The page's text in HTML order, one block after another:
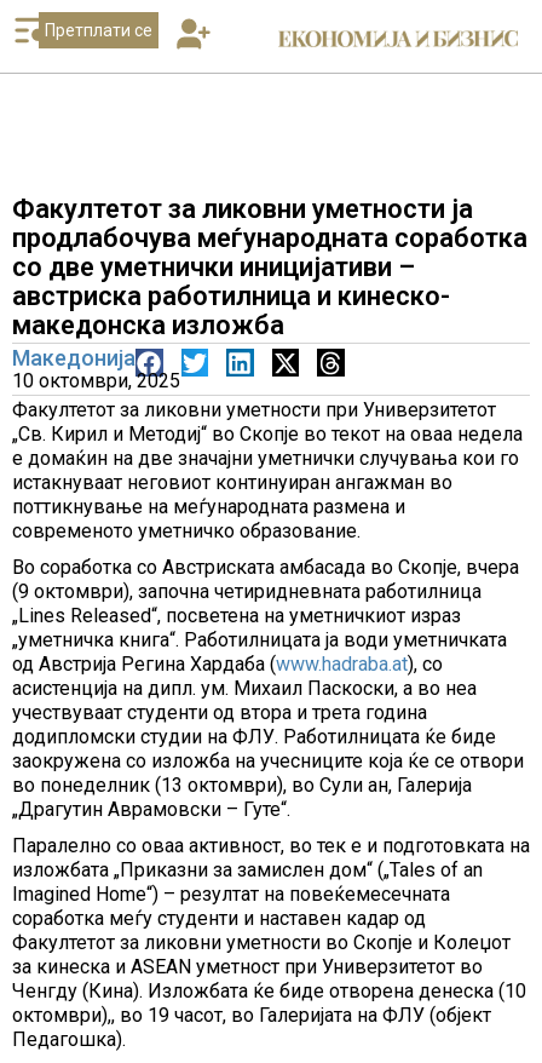
Претплати се
Факултетот за ликовни уметности ја
продлабочува меѓународната соработка
со две уметнички иницијативи –
австриска работилница и кинеско-
македонска изложба
Македонија
10 октомври, 2025
Факултетот за ликовни уметности при Универзитетот
„Св. Кирил и Методиј“ во Скопје во текот на оваа недела
е домаќин на две значајни уметнички случувања кои го
истакнуваат неговиот континуиран ангажман во
поттикнување на меѓународната размена и
современото уметничко образование.
Во соработка со Австриската амбасада во Скопје, вчера
(9 октомври), започна четиридневната работилница
„Lines Released“, посветена на уметничкиот израз
„уметничка книга“. Работилницата ја води уметничката
од Австрија Регина Хардаба (www.hadraba.at), со
асистенција на дипл. ум. Михаил Паскоски, а во неа
учествуваат студенти од втора и трета година
додипломски студии на ФЛУ. Работилницата ќе биде
заокружена со изложба на учесниците која ќе се отвори
во понеделник (13 октомври), во Сули ан, Галерија
„Драгутин Аврамовски – Гуте“.
Паралелно со оваа активност, во тек е и подготовката на
изложбата „Приказни за замислен дом“ („Tales of an
Imagined Home“) – резултат на повеќемесечната
соработка меѓу студенти и наставен кадар од
Факултетот за ликовни уметности во Скопје и Колеџот
за кинеска и ASEAN уметност при Универзитетот во
Ченгду (Кина). Изложбата ќе биде отворена денеска (10
октомври),, во 19 часот, во Галеријата на ФЛУ (објект
Педагошка).